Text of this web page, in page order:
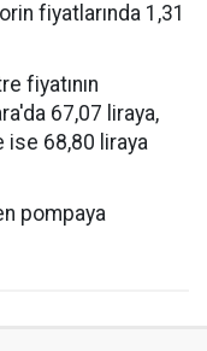
fiyatlarında 1,31
fiyatının
67,07 liraya,
ise 68,80 liraya
pompaya